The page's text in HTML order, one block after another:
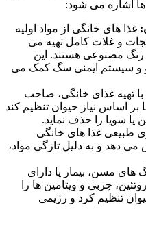
اشاره می‌ شود:
غذا های خانگی از مواد اولیه
و غلات کامل تهیه می‌
رنگ مصنوعی‌ هستند. این
و سیستم ایمنی سگ کمک می‌
با تهیه غذای خانگی، صاحب
بر اساس نیاز حیوان تنظیم کند
یا سویا را حذف نماید.
طبیعی غذا های خانگی
دهد و به‌ دلیل تازگی مواد،
های مسن، بیمار یا دارای
چربی و ویتامین‌ ها را
تنظیم کرد و رژیمی